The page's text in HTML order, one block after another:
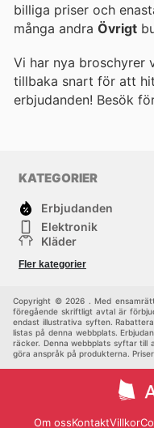
billiga priser och
många andra Övrigt
Vi har nya broschyrer
tillbaka snart för att
erbjudanden! Besök
KATEGORIER
Erbjudanden
Elektronik
Kläder
Bygg & Trädgård
Fler kategorier
Copyright © 2026 . Med
föregående skriftligt avtal är
endast illustrativa syften.
listas på denna webbplats.
räcker. Denna webbplats syftar
göra anspråk på produkterna.
Om ossKontaktVillkor